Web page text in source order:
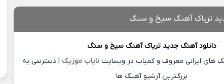
تریاک آهنگ سیخ و سنگ
دانلود آهنگ جدیدتریاک آهنگ سیخ و سنگ
های ایرانی معروف و کمیاب در وبسایتنایاب موزیک | دسترسی به
بزرگترین آرشیو آهنگ ها